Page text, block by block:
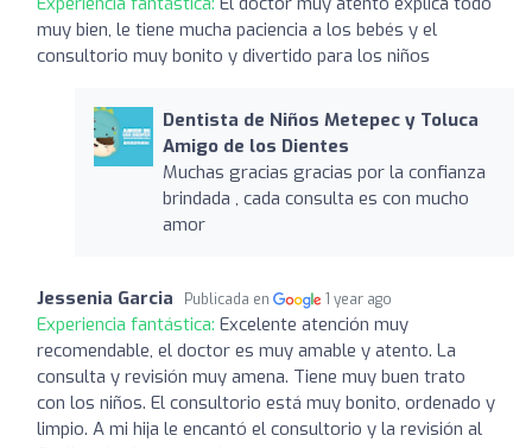
muy bien, le tiene mucha paciencia a los bebés y el
consultorio muy bonito y divertido para los niños
Dentista de Niños Metepec y Toluca
Amigo de los Dientes
Muchas gracias gracias por la confianza
brindada , cada consulta es con mucho
amor
Jessenia Garcia Publicada en 1 year ago
Experiencia fantástica: Excelente atención muy
recomendable, el doctor es muy amable y atento. La
consulta y revisión muy amena. Tiene muy buen trato
con los niños. El consultorio está muy bonito, ordenado y
limpio. A mi hija le encantó el consultorio y la revisión al